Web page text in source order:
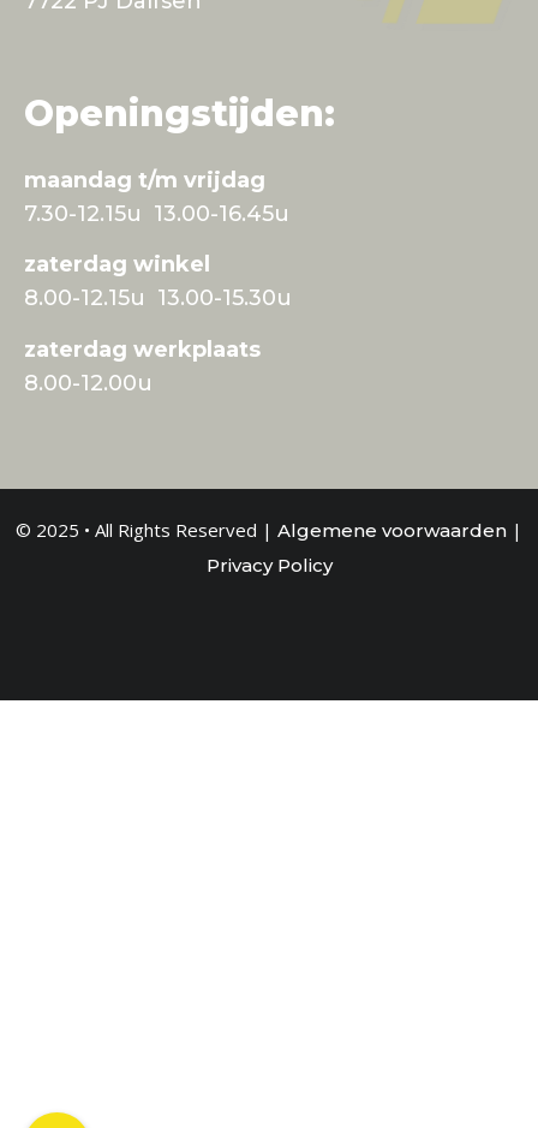
Openingstijden:
maandag t/m vrijdag
7.30-12.15u 13.00-16.45u
zaterdag winkel
8.00-12.15u 13.00-15.30u
zaterdag werkplaats
8.00-12.00u
© 2025 • All Rights Reserved | Algemene voorwaarden |
Privacy Policy